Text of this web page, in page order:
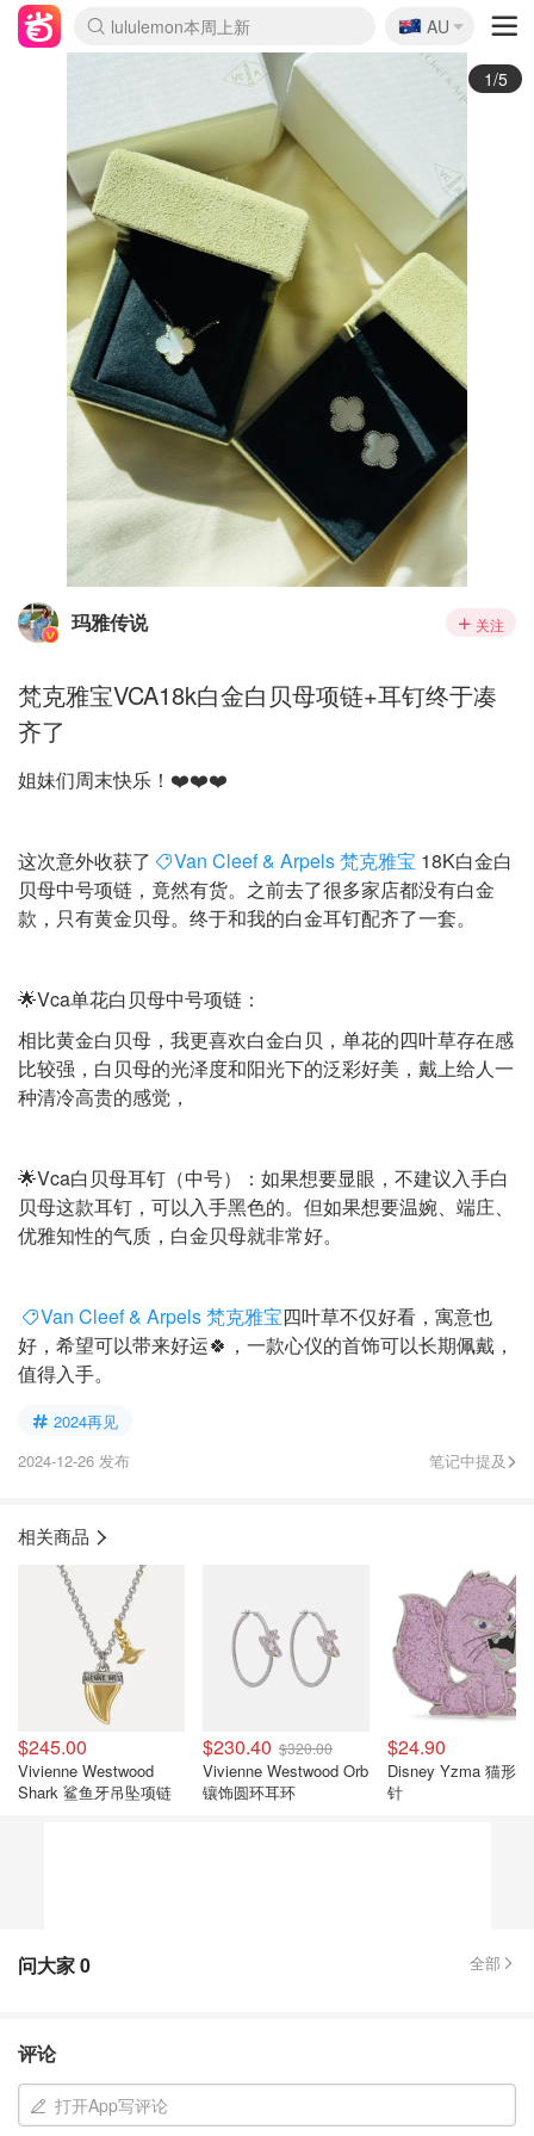
lululemon本周上新
Sasa美妆护肤3.5折
FreshBeauty好价汇总
Cettire降价+叠9折
WWS Coles超市实拍
viagogo二手票捡漏
The Outnet奢牌1折起
David Jones 3折起
Perfumes Club护肤1折
AMIRO返校季6.2折
Oweek抽奖送Airpods
eToro入金$200送$50
ThedoubleF高奢地板价
Moose Knuckles 6折
EUFY官网3.7折起
Selenichast首饰2折
BIGBANG巡演开票
David Jones时尚3折
伊索独家赠50ml沐浴露
科颜氏送高保湿面霜
SEALIFE海洋馆门票6折
订阅Newsletter送香薰
Harrods圣诞日历2.3折
LN-CC奢牌私促3折
d'Alba空姐喷雾$16
EVE LOM套装逆天2折
Bernardelli独家4折
Adore Beauty 6折起
Mytheresa奢品2.7折
🇦🇺
AU
2/5
玛雅传说 关注
梵克雅宝VCA18k白金白贝母项链+耳钉终于凑
齐了
姐妹们周末快乐！❤️❤️❤️
这次意外收获了 Van Cleef & Arpels 梵克雅宝 18K白金白
贝母中号项链，竟然有货。之前去了很多家店都没有白金
款，只有黄金贝母。终于和我的白金耳钉配齐了一套。
🌟Vca单花白贝母中号项链：
相比黄金白贝母，我更喜欢白金白贝，单花的四叶草存在感
比较强，白贝母的光泽度和阳光下的泛彩好美，戴上给人一
种清冷高贵的感觉，
🌟Vca白贝母耳钉（中号）：如果想要显眼，不建议入手白
贝母这款耳钉，可以入手黑色的。但如果想要温婉、端庄、
优雅知性的气质，白金贝母就非常好。
Van Cleef & Arpels 梵克雅宝四叶草不仅好看，寓意也
好，希望可以带来好运🍀，一款心仪的首饰可以长期佩戴，
值得入手。
2024再见
2024-12-26 发布
笔记中提及
相关商品
$245.00
Vivienne Westwood
Shark 鲨鱼牙吊坠项链
$230.40 $320.00
Vivienne Westwood Orb
镶饰圆环耳环
$24.90
Disney Yzma 猫形
针
问大家0 全部
评论
打开App写评论